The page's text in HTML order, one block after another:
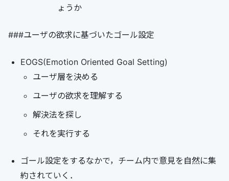
ょうか
###ユーザの欲求に基づいたゴール設定
EOGS(Emotion Oriented Goal Setting)
ユーザ層を決める
ユーザの欲求を理解する
解決法を探し
それを実行する
ゴール設定をするなかで，チーム内で意見を自然に集
約されていく．